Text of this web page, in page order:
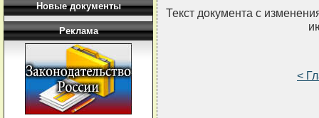
Новые документы
Реклама
Текст документа с
<